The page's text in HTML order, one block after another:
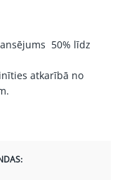
50% līdz
atkarībā no